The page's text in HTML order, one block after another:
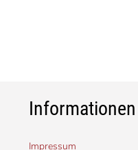
Informationen
Impressum